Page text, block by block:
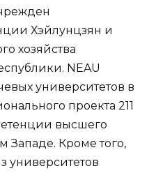
Хэйлунцзян и
хозяйства
NEAU
университетов в
проекта 211
высшего
Западе. Кроме того,
университетов